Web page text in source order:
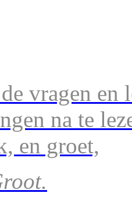
vragen en
na te
en groet,